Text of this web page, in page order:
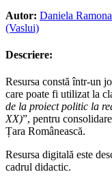
Autor: Daniela
(Vaslui)
Descriere:
Resursa constă într-un
care poate fi utilizat la
de la proiect politic la
XX)”, pentru
Țara Românească.
Resursa digitală este
cadrul didactic.